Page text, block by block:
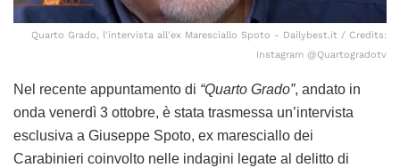
Quarto Grado, l'intervista all'ex Maresciallo Spoto - Dailybest.it / Credits:
Instagram @Quartogradotv
Nel recente appuntamento di “Quarto Grado”, andato in
onda venerdì 3 ottobre, è stata trasmessa un’intervista
esclusiva a Giuseppe Spoto, ex maresciallo dei
Carabinieri coinvolto nelle indagini legate al delitto di